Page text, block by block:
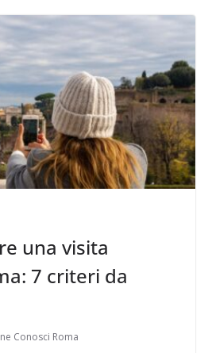
una visita
7 criteri da
Conosci Roma